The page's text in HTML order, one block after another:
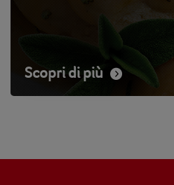
Scopri di più